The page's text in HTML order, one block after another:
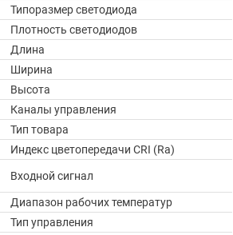
Типоразмер светодиода
Плотность светодиодов
Длина
Ширина
Высота
Каналы управления
Тип товара
Индекс цветопередачи CRI (Ra)
Входной сигнал
Диапазон рабочих температур
Тип управления